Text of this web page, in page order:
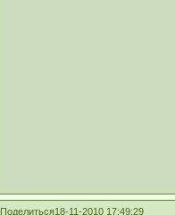
Поделиться18-11-2010 17:49:29